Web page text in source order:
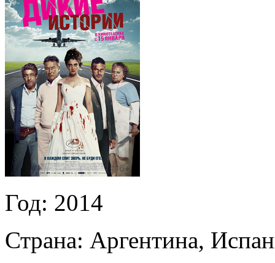
Год: 2014
Страна: Аргентина,